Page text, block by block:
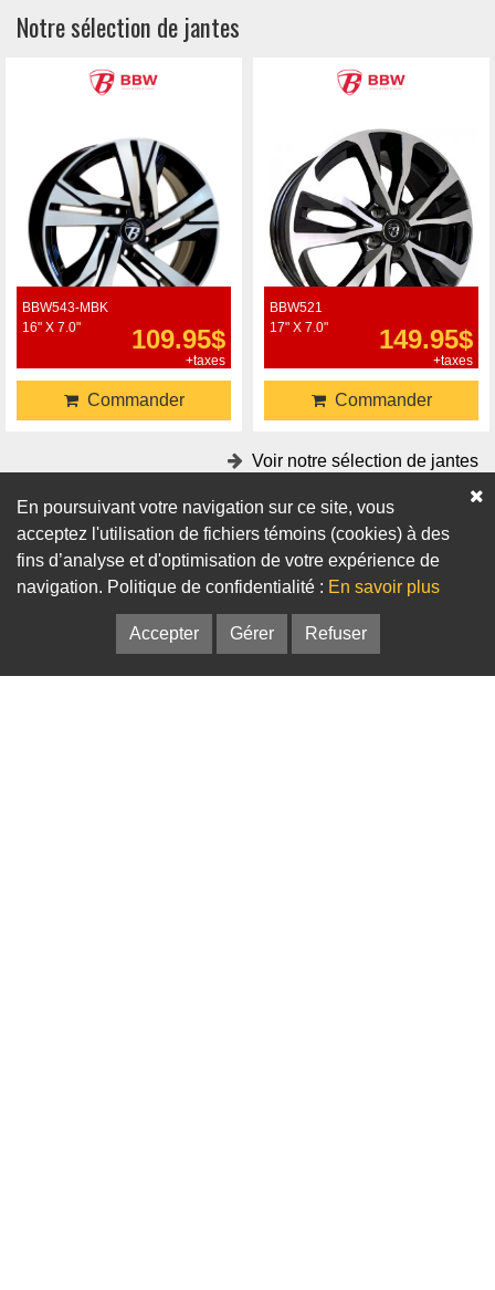
Notre sélection de jantes
BBW543-MBK
16" X 7.0"
109.95$
+taxes
Commander
BBW521
17" X 7.0"
149.95$
+taxes
Commander
Voir notre sélection de jantes
Accessoires
Adaptateurs Bagues de centrage
En poursuivant votre navigation sur ce site, vous
acceptez l'utilisation de fichiers témoins (cookies) à des
fins d’analyse et d'optimisation de votre expérience de
navigation. Politique de confidentialité : En savoir plus
Accepter Gérer Refuser